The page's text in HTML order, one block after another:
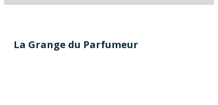
La Grange du Parfumeur